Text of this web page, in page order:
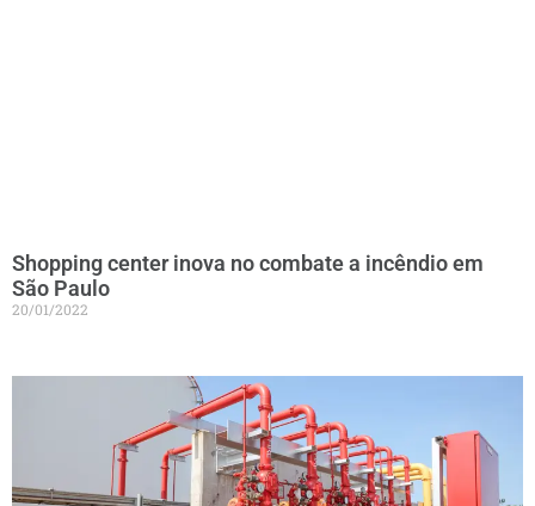
Shopping center inova no combate a incêndio em
São Paulo
20/01/2022